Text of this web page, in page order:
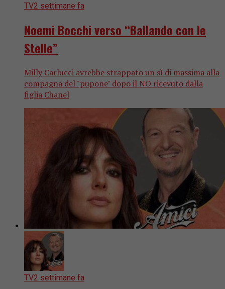
TV2 settimane fa
Noemi Bocchi verso “Ballando con le
Stelle”
Milly Carlucci avrebbe strappato un sì di massima alla
compagna del "pupone" dopo il NO ricevuto dalla
figlia Chanel
TV2 settimane fa